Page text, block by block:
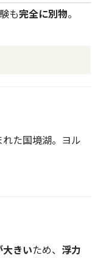
も完全に別物。
れた国境湖。ヨル
きいため、 浮力